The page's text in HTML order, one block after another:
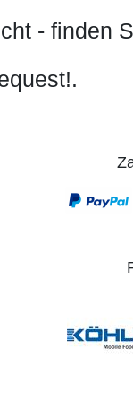
- finden